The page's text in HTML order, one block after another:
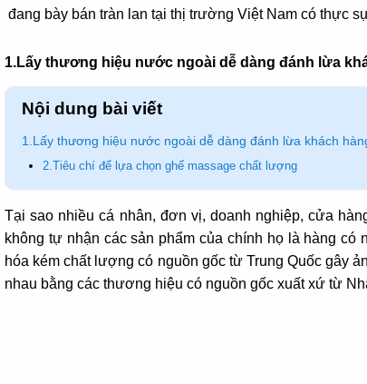
đang bày bán tràn lan tại thị trường Việt Nam có thực
1.Lấy thương hiệu nước ngoài dễ dàng đánh lừa
Nội dung bài viết
1.Lấy thương hiệu nước ngoài dễ dàng đánh lừa khách
2.Tiêu chí để lựa chọn ghế massage chất lượng
Tại sao nhiều cá nhân, đơn vị, doanh nghiệp, cửa
không tự nhận các sản phẩm của chính họ là hàng
hóa kém chất lượng có nguồn gốc từ Trung Quốc gây
nhau bằng các thương hiệu có nguồn gốc xuất xứ từ